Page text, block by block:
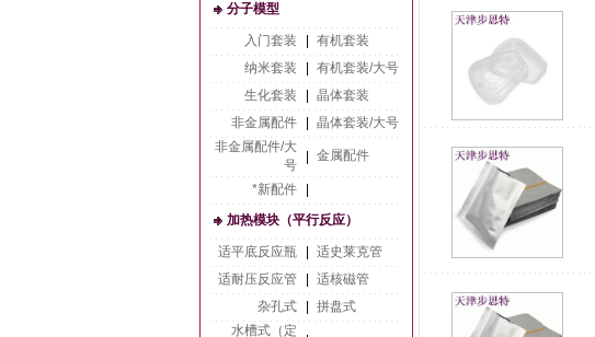
分子模型
入门套装
有机套装
纳米套装
有机套装/大号
生化套装
晶体套装
非金属配件
晶体套装/大号
非金属配件/大
号
金属配件
*新配件
加热模块（平行反应）
适平底反应瓶
适史莱克管
适耐压反应管
适核磁管
杂孔式
拼盘式
水槽式（定